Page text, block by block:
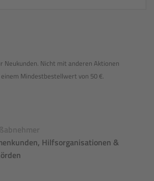
Neukunden. Nicht mit anderen Aktionen
Mindestbestellwert von 50 €.
Hilfsorganisationen &